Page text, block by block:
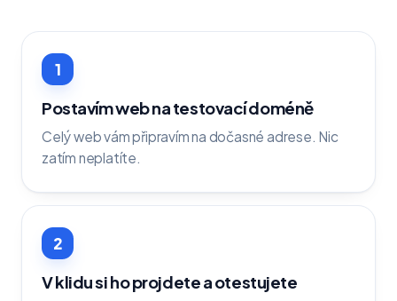
1
Postavím web na testovací doméně
Celý web vám připravím na dočasné adrese. Nic
zatím neplatíte.
2
V klidu si ho projdete a otestujete